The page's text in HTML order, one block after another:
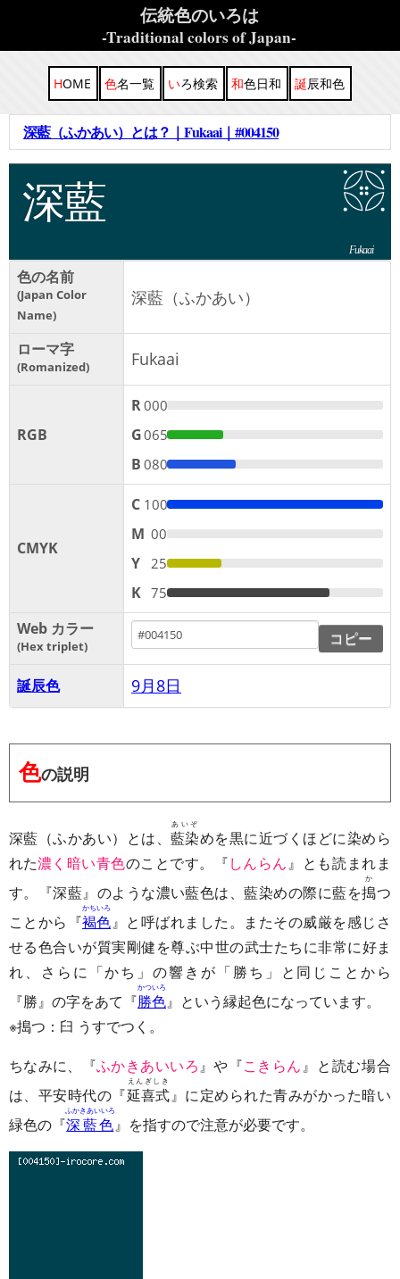
伝統色のいろは
-Traditional colors of Japan-
HOME 色名一覧 いろ検索 和色日和 誕辰和色
深藍（ふかあい）とは？｜Fukaai｜#004150
深藍
Fukaai
色の名前
Japan Color
Name
深藍（ふかあい）
ローマ字
Romanized Fukaai
RGB
R000
G065
B 080
CMYK
C 100
M 00
Y 25
K 75
Web カラー
Hex triplet コピー
誕辰色 9月8日
色の説明
深藍（ふかあい）とは、 藍染
あいぞ
めを黒に近づくほどに染めら
れた濃く暗い青色のことです。『しんらん』とも読まれま
す。『深藍』のような濃い藍色は、藍染めの際に藍を搗
か
つ
ことから『褐色
かちいろ
』と呼ばれました。またその威厳を感じさ
せる色合いが質実剛健を尊ぶ中世の武士たちに非常に好ま
れ、さらに「かち」の響きが「勝ち」と同じことから
『勝』の字をあて『勝色
かついろ
』という縁起色になっています。
※搗つ：臼 うすでつく。
ちなみに、『ふかきあいいろ』や『こきらん』と読む場合
は、平安時代の『延喜式
えんぎしき
』に定められた青みがかった暗い
緑色の『深藍色
ふかきあいいろ
』を指すので注意が必要です。